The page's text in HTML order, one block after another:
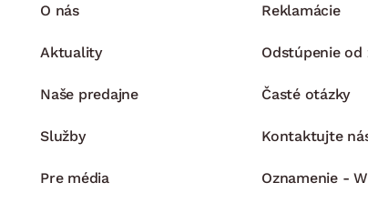
O nás
Aktuality
Naše predajne
Služby
Pre média
Reklamácie
Odstúpenie od
Časté otázky
Kontaktujte
Oznamenie -